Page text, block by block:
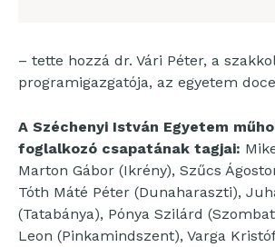
– tette hozzá dr. Vári Péter, a
programigazgatója, az egyetem
A Széchenyi István Egyetem
foglalkozó csapatának tagjai:
Marton Gábor (Ikrény), Szűcs
Tóth Máté Péter (Dunaharaszti),
(Tatabánya), Pónya Szilárd
Leon (Pinkamindszent), Varga